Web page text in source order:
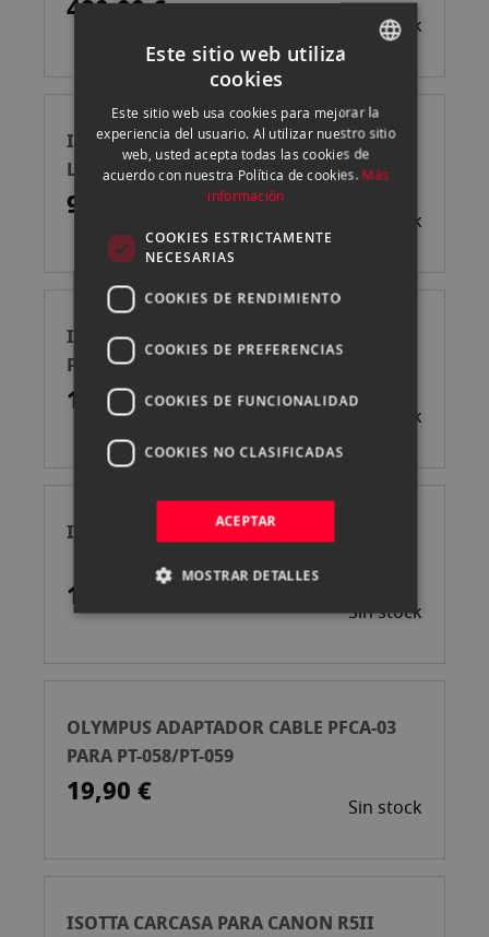
480,00 € Sin stock
INSTA360 CARCASA ONE RS 4K BOOST
LENS
95,00 € Sin stock
INSTA360 ESTUCHE DE BUCEO INVISIBLE
P/X4
151,90 € Sin stock
ISOTTA OM-5/OM-5 II CARCASA
1.690,00 € Sin stock
OLYMPUS ADAPTADOR CABLE PFCA-03
PARA PT-058/PT-059
19,90 € Sin stock
ISOTTA CARCASA PARA CANON R5II
ENGLISH
CATALAN
Este sitio web utiliza
cookies
Este sitio web usa cookies para mejorar la
experiencia del usuario. Al utilizar nuestro sitio
web, usted acepta todas las cookies de
acuerdo con nuestra Política de cookies. Más
información
COOKIES ESTRICTAMENTE
NECESARIAS
COOKIES DE RENDIMIENTO
COOKIES DE PREFERENCIAS
COOKIES DE FUNCIONALIDAD
COOKIES NO CLASIFICADAS
ACEPTAR
MOSTRAR DETALLES